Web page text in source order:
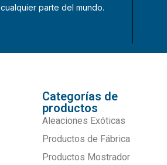
cualquier parte del mundo.
Categorías de
productos
Aleaciones Exóticas
Productos de Fábrica
Productos Mostrador